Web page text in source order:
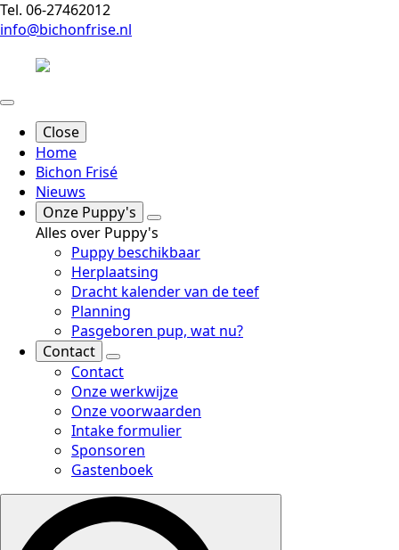
Tel. 06-27462012
info@bichonfrise.nl
Close
Home
Bichon Frisé
Nieuws
Onze Puppy's
Alles over Puppy's
Puppy beschikbaar
Herplaatsing
Dracht kalender van de teef
Planning
Pasgeboren pup, wat nu?
Contact
Contact
Onze werkwijze
Onze voorwaarden
Intake formulier
Sponsoren
Gastenboek
Search